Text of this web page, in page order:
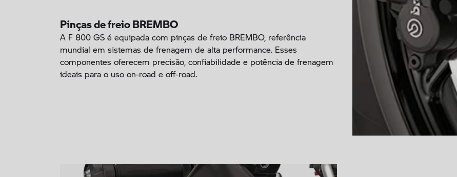
Pinças de freio BREMBO
A F 800 GS é equipada com pinças de freio BREMBO, referência
mundial em sistemas de frenagem de alta performance. Esses
componentes oferecem precisão, confiabilidade e potência de frenagem
ideais para o uso on-road e off-road.